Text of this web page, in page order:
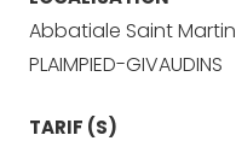
Abbatiale Saint Martin
PLAIMPIED-GIVAUDINS
TARIF (S)